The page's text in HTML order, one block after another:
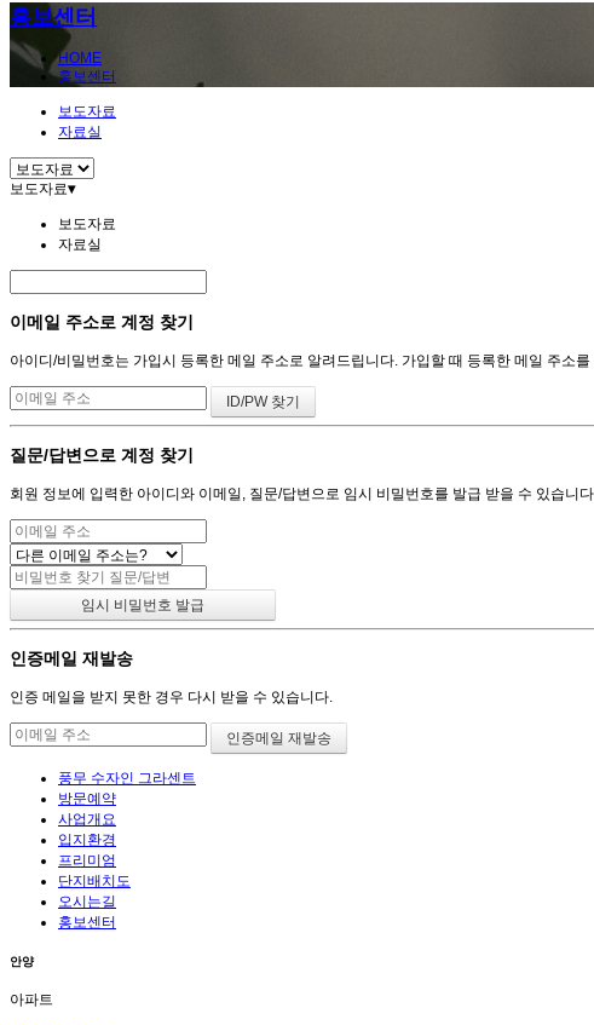
홍보센터
HOME
홍보센터
보도자료
자료실
보도자료▾
보도자료
자료실
이메일 주소로 계정 찾기
아이디/비밀번호는 가입시 등록한 메일 주소로 알려드립니다. 가입할 때 등록한 메일 주소
질문/답변으로 계정 찾기
회원 정보에 입력한 아이디와 이메일, 질문/답변으로 임시 비밀번호를 발급 받을 수 있습니
인증메일 재발송
인증 메일을 받지 못한 경우 다시 받을 수 있습니다.
풍무 수자인 그라센트
방문예약
사업개요
입지환경
프리미엄
단지배치도
오시는길
홍보센터
안양
아파트